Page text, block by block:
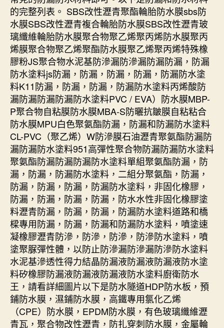
的完整列表。 SBS改性瀝青聚酯輪胎防水膜sbs防
水膜SBS改性瀝青複合輪胎防水膜SBS改性瀝青玻
璃纖維輪胎防水膜聚合物聚乙烯聚丙烯防水膜聚丙
烯膜聚合物聚乙烯聚酯防水膜聚乙烯聚丙烯特殊橡
膠粉JS聚合物水泥基防滲漏防滲漏防漏防漏，防漏
防水塗料js防漏，防漏，防漏，防漏，防漏防水塗
料K11防漏，防漏，防漏，防漏防水塗料丙烯酸防
漏防漏防漏防漏防水塗料PVC / EVA）防水膜MBP-
P聚合物自粘膜防水膜MBA-S防曬抗皺膜自粘粘合
防水膜MPU白色聚氨酯防漏，防漏和防漏防水塗料
CL-PVC（聚乙烯）W防滲膜石油瀝青聚氨酯防漏防
漏防漏防水塗料951高彈性聚合物防漏防漏防水塗料
聚氨酯防漏防漏防漏防水塗料單組聚氨酯防漏，防
漏，防漏，防漏防水塗料，二組分聚氨酯，防漏，
防漏，防漏，防漏，防漏防水塗料，非固化橡膠，
防漏，防漏，防漏，防漏，防水水性非固化橡膠塗
料瀝青防漏，防漏，防漏，防漏防水塗料道路和橋
樑專用防漏，防漏，防漏和防漏防水塗料，噴塗速
凝橡膠瀝青防滲，防滲，防滲，防滲防水塗料，噴
塗聚脲彈性體，以防止防滲漏防滲漏防滲防水塗料
水泥基滲透性得力結晶防漏液防漏液防漏液防水塗
料矽橡膠防漏液防漏液防漏液防水塗料廚衛防水
王，請看詳細圖片以下是防水隧道HDP防水板，預
鋪防水膜，濕鋪防水膜，高鐵專用氯化乙烯
（CPE）防水膜，EPDM防水膜，有色玻璃纖維瀝
青瓦，聚合物改性瀝青，防扎穿刺防水膜，金屬輪